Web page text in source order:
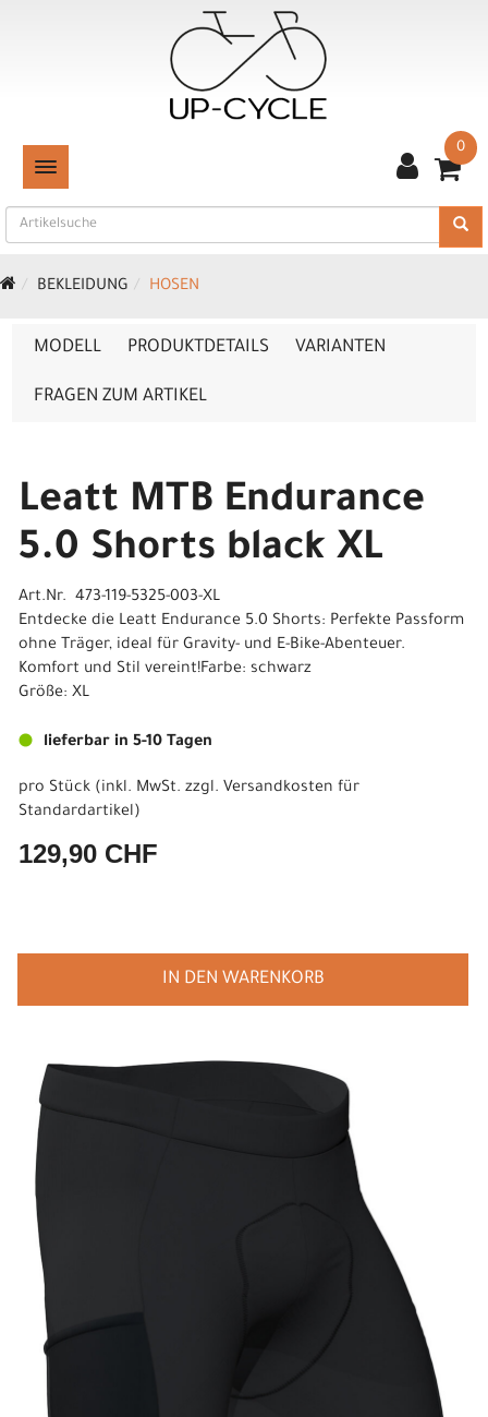
TOGGLE NAVIGATION
0
BEKLEIDUNG HOSEN
MODELL PRODUKTDETAILS VARIANTEN
FRAGEN ZUM ARTIKEL
Leatt MTB Endurance
5.0 Shorts black XL
Art.Nr. 473-119-5325-003-XL
Entdecke die Leatt Endurance 5.0 Shorts: Perfekte Passform
ohne Träger, ideal für Gravity- und E-Bike-Abenteuer.
Komfort und Stil vereint!Farbe: schwarz
Größe: XL
lieferbar in 5-10 Tagen
pro Stück (inkl. MwSt. zzgl. Versandkosten für
Standardartikel)
129,90 CHF
IN DEN WARENKORB